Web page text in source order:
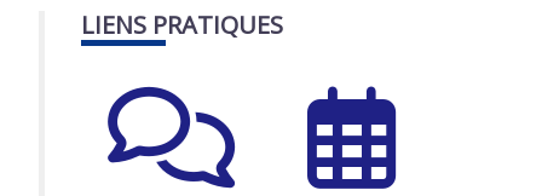
LIENS PRATIQUES